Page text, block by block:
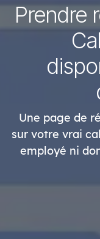
Prendre
Une page de
sur votre vrai
employé ni